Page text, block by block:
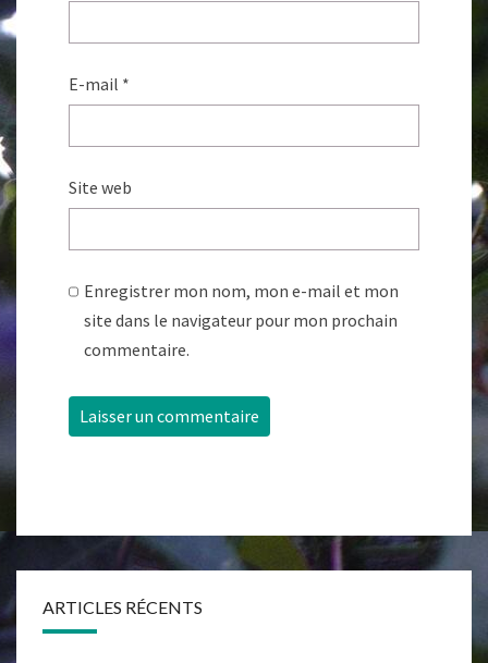
E-mail *
Site web
Enregistrer mon nom, mon e-mail et mon
site dans le navigateur pour mon prochain
commentaire.
ARTICLES RÉCENTS